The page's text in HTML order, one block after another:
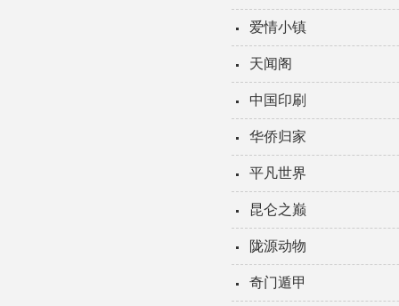
爱情小镇
天闻阁
中国印刷
华侨归家
平凡世界
昆仑之巅
陇源动物
奇门遁甲